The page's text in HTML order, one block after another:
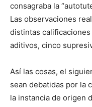
consagraba la
Las observaciones
distintas
aditivos, cinco
Así las cosas, el
sean debatidas por la
la instancia de origen